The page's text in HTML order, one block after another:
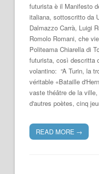
futurista è il Manifesto
italiana, sottoscritto da
Dalmazzo Carrà, Luigi
Romolo Romani, che
Politeama Chiarella di
futurista, così descritta
volantino: “A Turin, la
véritable «Bataille
vaste théâtre de la
d'autres poètes, cinq
READ MORE →